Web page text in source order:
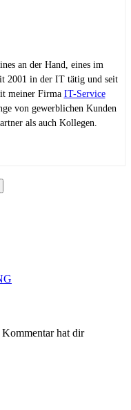
an der Hand, eines im
2001 in der IT tätig und seit
meiner Firma IT-Service
von gewerblichen Kunden
als auch Kollegen.
hat dir